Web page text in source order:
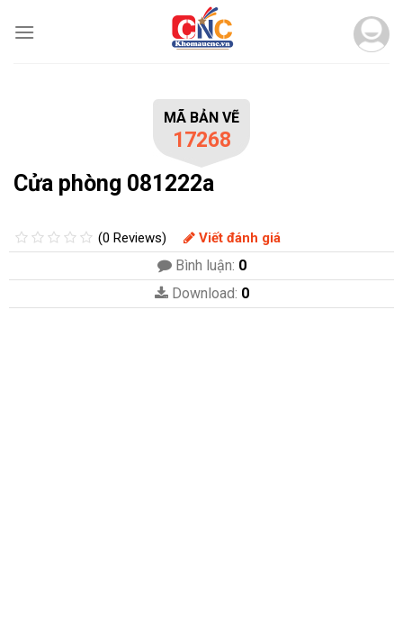
MÃ BẢN VẼ
17268
Cửa phòng 081222a
(0 Reviews) Viết đánh giá
Bình luận: 0
Download: 0